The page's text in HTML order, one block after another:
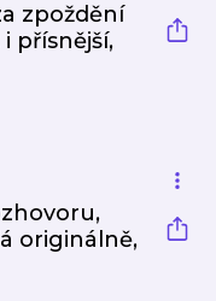
zpoždění
přísnější,
originálně,